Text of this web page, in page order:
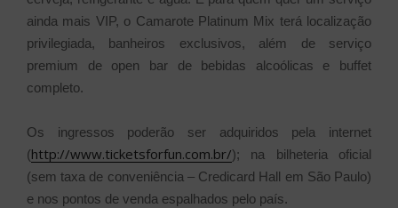
ainda mais VIP, o Camarote Platinum Mix terá localização
privilegiada, banheiros exclusivos, além de serviço
premium de open bar de bebidas alcoólicas e buffet
completo.
Os ingressos poderão ser adquiridos pela internet
(http://www.ticketsforfun.com.br/); na bilheteria oficial
(sem taxa de conveniência – Credicard Hall em São Paulo)
e nos pontos de venda espalhados pelo país.